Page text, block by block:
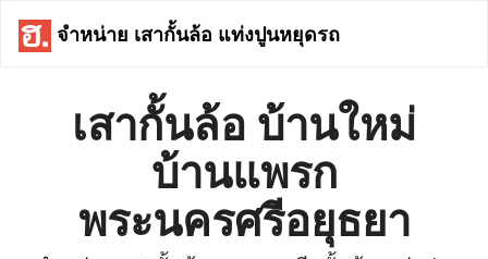
จำหน่าย เสากั้นล้อ แท่งปูนหยุดรถ
เสากั้นล้อ บ้านใหม่
บ้านแพรก
พระนครศรีอยุธยา